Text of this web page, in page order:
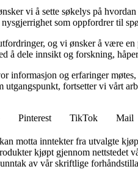
vi å sette søkelys på
som oppfordrer til
og vi ønsker å være
å dele innsikt og forskning,
informasjon og erfaringer
fortsetter vi vårt
Pinterest TikTok Mail
motta inntekter fra utvalgte
kjøpt gjennom nettstedet
av vår skriftlige